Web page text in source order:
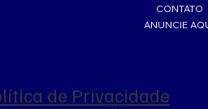
CONTATO
ANUNCIE
de Privacidade